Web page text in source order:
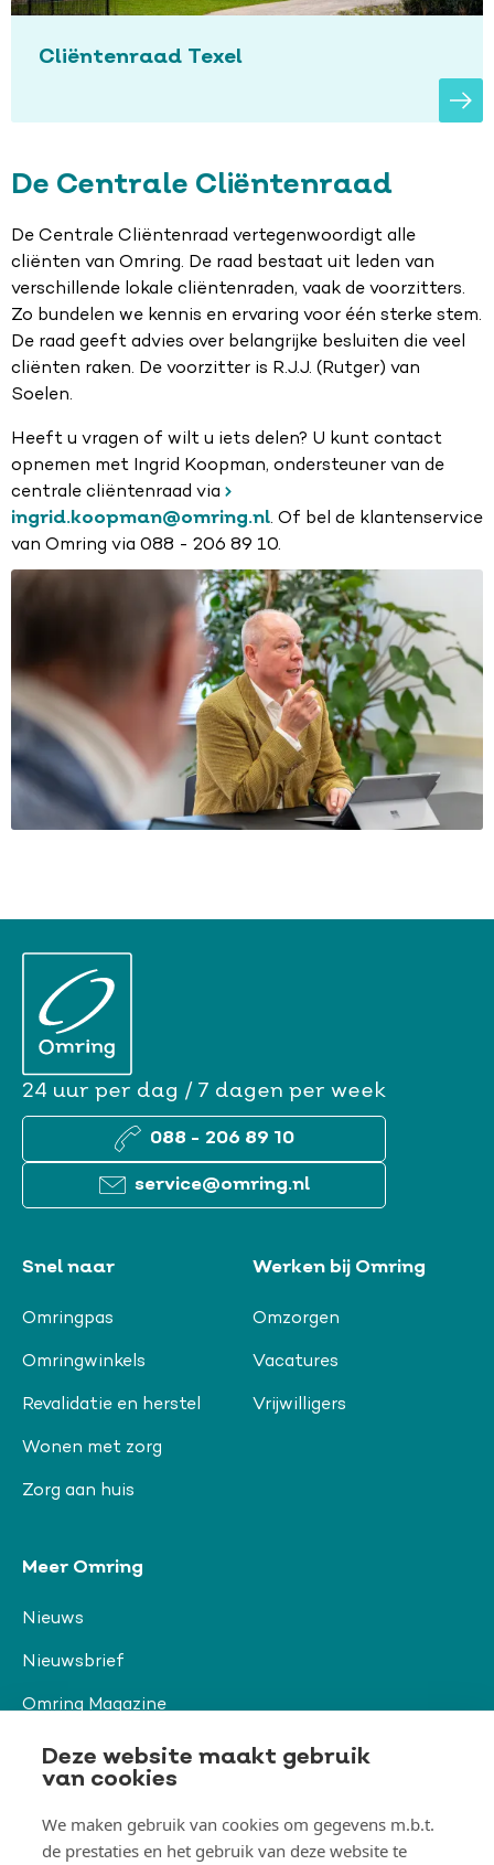
Deze website maakt gebruik
van cookies
We maken gebruik van cookies om gegevens m.b.t.
de prestaties en het gebruik van deze website te
Cliëntenraad Texel
De Centrale Cliëntenraad
De Centrale Cliëntenraad vertegenwoordigt alle
cliënten van Omring. De raad bestaat uit leden van
verschillende lokale cliëntenraden, vaak de voorzitters.
Zo bundelen we kennis en ervaring voor één sterke stem.
De raad geeft advies over belangrijke besluiten die veel
cliënten raken. De voorzitter is R.J.J. (Rutger) van
Soelen.
Heeft u vragen of wilt u iets delen? U kunt contact
opnemen met Ingrid Koopman, ondersteuner van de
centrale cliëntenraad via
ingrid.koopman@omring.nl. Of bel de klantenservice
van Omring via 088 - 206 89 10.
24 uur per dag / 7 dagen per week
088 - 206 89 10
service@omring.nl
Snel naar
Omringpas
Omringwinkels
Revalidatie en herstel
Wonen met zorg
Zorg aan huis
Werken bij Omring
Omzorgen
Vacatures
Vrijwilligers
Meer Omring
Nieuws
Nieuwsbrief
Omring Magazine
Verwijzers
Organisatie & beleid